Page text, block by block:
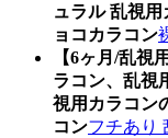
ュラル 乱視
ョコカラコン
【6ヶ月/乱視
ラコン、乱視
視用カラコン
コンフチあり